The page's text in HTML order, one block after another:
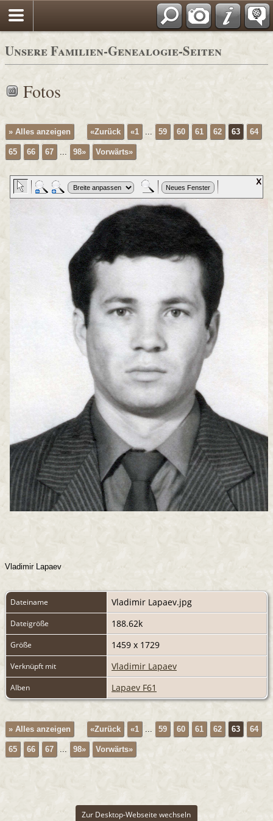
Unsere Familien-Genealogie-Seiten
Fotos
» Alles anzeigen «Zurück «1 ... 59 60 61 62 63 64
65 66 67 ... 98» Vorwärts»
Vladimir Lapaev
Dateiname Vladimir Lapaev.jpg
Dateigröße 188.62k
Größe 1459 x 1729
Verknüpft mit Vladimir Lapaev
Alben Lapaev F61
» Alles anzeigen «Zurück «1 ... 59 60 61 62 63 64
65 66 67 ... 98» Vorwärts»
Zur Desktop-Webseite wechseln